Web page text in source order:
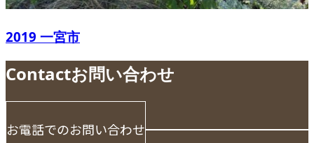
2019 一宮市
Contactお問い合わせ
お電話でのお問い合わせ